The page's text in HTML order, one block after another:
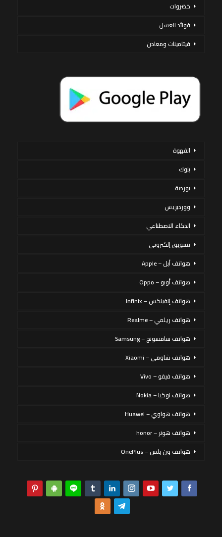
خضروات
فوائد العسل
فيتامينات ومعادن
القهوة
بنوك
بورصة
ووردبريس
الذكاء الاصطناعي
تسويق إلكتروني
هواتف أبل – Apple
هواتف أوبو – Oppo
هواتف إنفينكس – Infinix
هواتف ريلمي – Realme
هواتف سامسونج – Samsung
هواتف شاومي – Xiaomi
هواتف فيفو – Vivo
هواتف نوكيا – Nokia
هواتف هواوي – Huawei
هواتف هونر – honor
هواتف ون بلس – OnePlus